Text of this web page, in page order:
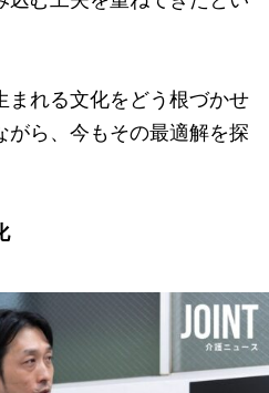
まれる文化をどう根づかせ
がら、今もその最適解を探